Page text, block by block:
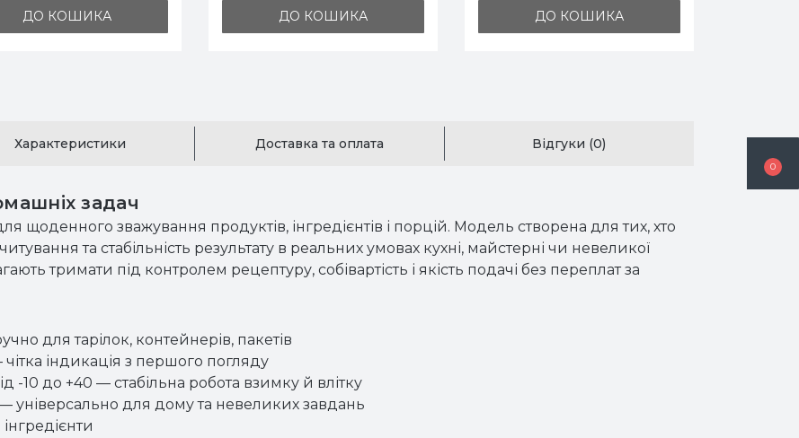
0
ДО КОШИКА ДО КОШИКА ДО КОШИКА
Характеристики Доставка та оплата Відгуки (0)
задач
зважування продуктів, інгредієнтів і порцій. Модель створена для тих, хто
та стабільність результату в реальних умовах кухні, майстерні чи невеликої
тримати під контролем рецептуру, собівартість і якість подачі без переплат за
для тарілок, контейнерів, пакетів
індикація з першого погляду
-10 до +40 — стабільна робота взимку й влітку
універсально для дому та невеликих завдань